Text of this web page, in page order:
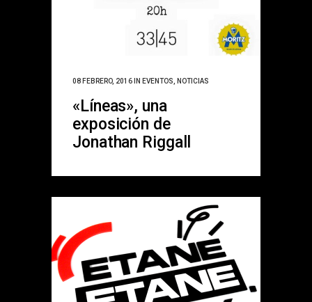
08 FEBRERO, 2016 IN EVENTOS NOTICIAS
«Líneas», una
exposición de
Jonathan Riggall